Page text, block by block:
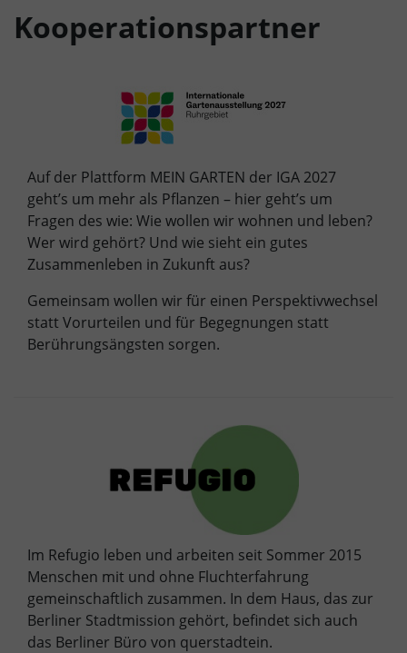
Kooperationspartner
Auf der Plattform MEIN GARTEN der IGA 2027
geht’s um mehr als Pflanzen – hier geht’s um
Fragen des wie: Wie wollen wir wohnen und leben?
Wer wird gehört? Und wie sieht ein gutes
Zusammenleben in Zukunft aus?
Gemeinsam wollen wir für einen Perspektivwechsel
statt Vorurteilen und für Begegnungen statt
Berührungsängsten sorgen.
Im Refugio leben und arbeiten seit Sommer 2015
Menschen mit und ohne Fluchterfahrung
gemeinschaftlich zusammen. In dem Haus, das zur
Berliner Stadtmission gehört, befindet sich auch
das Berliner Büro von querstadtein.